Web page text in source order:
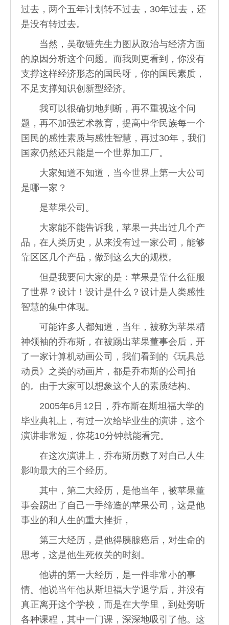
过去，两个五年计划转不过去，30年过去，还
是没有转过去。
当然，吴敬链先生力图从政治与经济方面
的原因分析这个问题。而我则更看到，你没有
支撑这样经济形态的国民呀，你的国民素质，
不足支撑知识创新型经济。
我可以很确切地判断，再不重视这个问
题，再不加强艺术教育，提高中华民族每一个
国民的感性素质与感性智慧，再过30年，我们
国家仍然还只能是一个世界加工厂。
大家知道不知道，当今世界上第一大公司
是哪一家？
是苹果公司。
大家能不能告诉我，苹果一共出过几个产
品，在人类历史，从来没有过一家公司，能够
靠区区几个产品，做到这么大的规模。
但是我要问大家的是：苹果是靠什么征服
了世界？设计！设计是什么？设计是人类感性
智慧的集中体现。
可能许多人都知道，当年，被称为苹果精
神领袖的乔布斯，在被踢出苹果董事会后，开
了一家计算机动画公司，我们看到的《玩具总
动员》之类的动画片，都是乔布斯的公司拍
的。由于大家可以想象这个人的素质结构。
2005年6月12日，乔布斯在斯坦福大学的
毕业典礼上，有过一次给毕业生的演讲，这个
演讲非常短，你花10分钟就能看完。
在这次演讲上，乔布斯历数了对自己人生
影响最大的三个经历。
其中，第二大经历，是他当年，被苹果董
事会踢出了自己一手缔造的苹果公司，这是他
事业的和人生的重大挫折，
第三大经历，是他得胰腺癌后，对生命的
思考，这是他生死攸关的时刻。
他讲的第一大经历，是一件非常小的事
情。他说当年他从斯坦福大学退学后，并没有
真正离开这个学校，而是在大学里，到处旁听
各种课程，其中一门课，深深地吸引了他。这